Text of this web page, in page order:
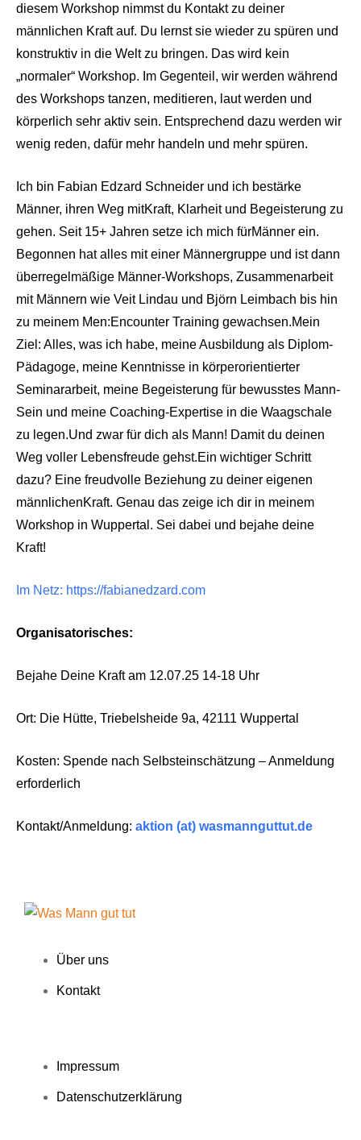
diesem Workshop nimmst du Kontakt zu deiner
männlichen Kraft auf. Du lernst sie wieder zu spüren und
konstruktiv in die Welt zu bringen. Das wird kein
„normaler“ Workshop. Im Gegenteil, wir werden während
des Workshops tanzen, meditieren, laut werden und
körperlich sehr aktiv sein. Entsprechend dazu werden wir
wenig reden, dafür mehr handeln und mehr spüren.
Ich bin Fabian Edzard Schneider und ich bestärke
Männer, ihren Weg mitKraft, Klarheit und Begeisterung zu
gehen. Seit 15+ Jahren setze ich mich fürMänner ein.
Begonnen hat alles mit einer Männergruppe und ist dann
überregelmäßige Männer-Workshops, Zusammenarbeit
mit Männern wie Veit Lindau und Björn Leimbach bis hin
zu meinem Men:Encounter Training gewachsen.Mein
Ziel: Alles, was ich habe, meine Ausbildung als Diplom-
Pädagoge, meine Kenntnisse in körperorientierter
Seminararbeit, meine Begeisterung für bewusstes Mann-
Sein und meine Coaching-Expertise in die Waagschale
zu legen.Und zwar für dich als Mann! Damit du deinen
Weg voller Lebensfreude gehst.Ein wichtiger Schritt
dazu? Eine freudvolle Beziehung zu deiner eigenen
männlichenKraft. Genau das zeige ich dir in meinem
Workshop in Wuppertal. Sei dabei und bejahe deine
Kraft!
Im Netz: https://fabianedzard.com
Organisatorisches:
Bejahe Deine Kraft am 12.07.25 14-18 Uhr
Ort: Die Hütte, Triebelsheide 9a, 42111 Wuppertal
Kosten: Spende nach Selbsteinschätzung – Anmeldung
erforderlich
Kontakt/Anmeldung: aktion (at) wasmannguttut.de
Über uns
Kontakt
Impressum
Datenschutzerklärung